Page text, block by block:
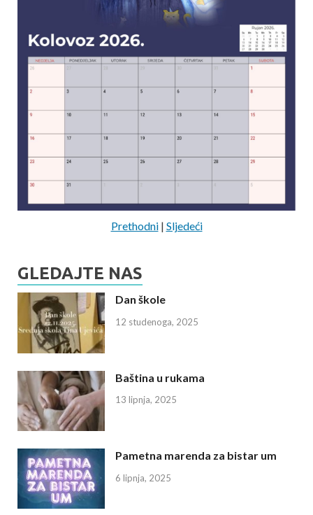
Prethodni| Sljedeći
GLEDAJTE NAS
Dan škole
12 studenoga, 2025
Baština u rukama
13 lipnja, 2025
Pametna marenda za bistar um
6 lipnja, 2025